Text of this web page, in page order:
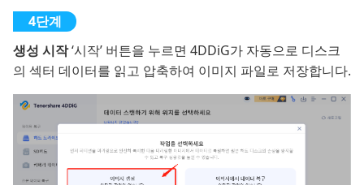
생성 시작‘시작’ 버튼을 누르면 4DDiG가 자동으로 디스크
의 섹터 데이터를 읽고 압축하여 이미지 파일로 저장합니다.